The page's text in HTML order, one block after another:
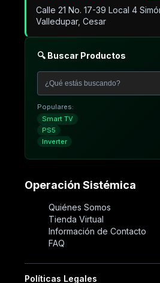
Calle 21 No. 17-39 Local 4
Valledupar, Cesar
🔍 Buscar Productos
Populares:
Smart TV
PS5
Inverter
Operación Sistémica
Quiénes Somos
Tienda Virtual
Información de Contacto
FAQ
Políticas Legales